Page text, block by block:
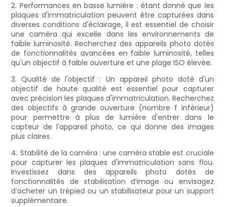
2. Performances en basse lumière : étant donné que les
plaques d'immatriculation peuvent être capturées dans
diverses conditions d'éclairage, il est essentiel de choisir
une caméra qui excelle dans les environnements de
faible luminosité. Recherchez des appareils photo dotés
de fonctionnalités avancées en faible luminosité, telles
qu'un objectif à faible ouverture et une plage ISO élevée.
3. Qualité de l'objectif : Un appareil photo doté d'un
objectif de haute qualité est essentiel pour capturer
avec précision les plaques d'immatriculation. Recherchez
des objectifs à grande ouverture (nombre f inférieur)
pour permettre à plus de lumière d'entrer dans le
capteur de l'appareil photo, ce qui donne des images
plus claires.
4. Stabilité de la caméra : une caméra stable est cruciale
pour capturer les plaques d'immatriculation sans flou.
Investissez dans des appareils photo dotés de
fonctionnalités de stabilisation d’image ou envisagez
d’acheter un trépied ou un stabilisateur pour un support
supplémentaire.